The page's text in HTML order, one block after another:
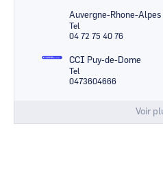
Auvergne-Rhone-Alpes
Tel
04 72 75 40 76
CCI Puy-de-Dome
Tel
0473604666
Voir